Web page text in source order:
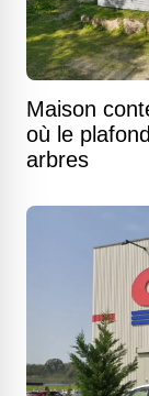
Maison
où le
arbres